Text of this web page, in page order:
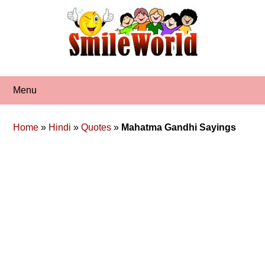
Menu
Home » Hindi »Quotes » Mahatma Gandhi Sayings